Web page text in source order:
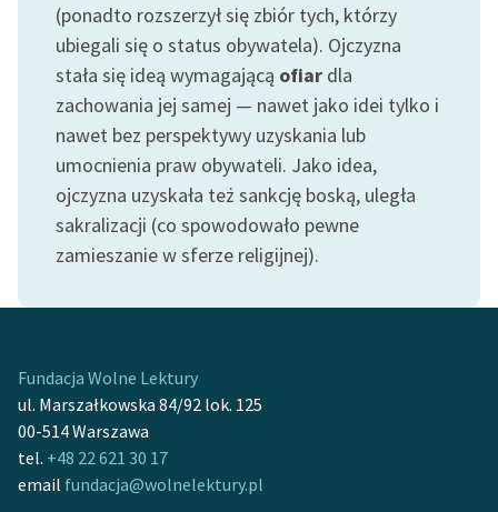
Zespół
Zasady wykorzystania
Wolnych Lektur
Logotypy
Materiały promocyjne
sprawozdania finansowe
Regulamin darowizn
Informacja o treściach
(ponadto rozszerzył się zbiór tych, którzy
ubiegali się o status obywatela). Ojczyzna
stała się ideą wymagającą ofiar dla
zachowania jej samej — nawet jako idei tylko i
nawet bez perspektywy uzyskania lub
umocnienia praw obywateli. Jako idea,
ojczyzna uzyskała też sankcję boską, uległa
sakralizacji (co spowodowało pewne
zamieszanie w sferze religijnej).
Fundacja Wolne Lektury
ul. Marszałkowska 84/92 lok. 125
00-514 Warszawa
tel. +48 22 621 30 17
email fundacja@wolnelektury.pl